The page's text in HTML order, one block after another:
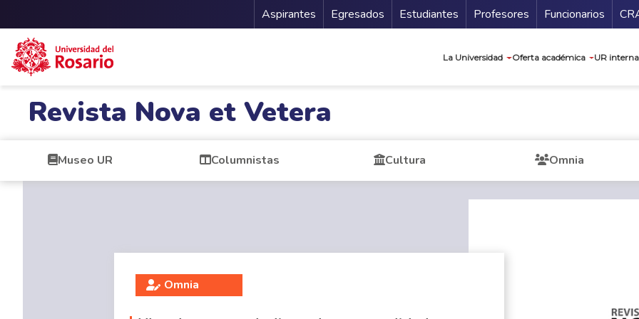
Menu Secundario
Aspirantes Egresados Estudiantes Profesores Funcionarios
La Universidad Oferta académica UR
Revista Nova et Vetera
Museo UR Columnistas Cultura Omnia
Omnia